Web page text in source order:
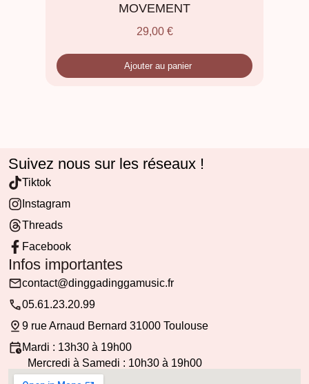
MOVEMENT
29,00 €
Ajouter au panier
Suivez nous sur les réseaux !
Tiktok
Instagram
Threads
Facebook
Infos importantes
contact@dinggadinggamusic.fr
05.61.23.20.99
9 rue Arnaud Bernard 31000 Toulouse
Mardi : 13h30 à 19h00
Mercredi à Samedi : 10h30 à 19h00